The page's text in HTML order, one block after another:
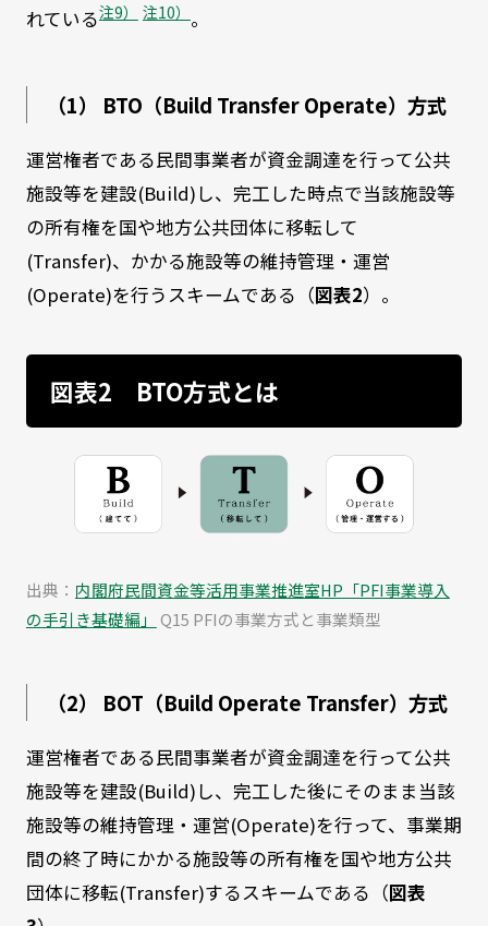
れている注9） 注10） 。
（1） BTO（Build Transfer Operate）方式
運営権者である民間事業者が資金調達を行って公共
施設等を建設(Build)し、完工した時点で当該施設等
の所有権を国や地方公共団体に移転して
(Transfer)、かかる施設等の維持管理・運営
(Operate)を行うスキームである（図表2）。
図表2 BTO方式とは
出典： 内閣府民間資金等活用事業推進室HP「PFI事業導入
の手引き基礎編」 Q15 PFIの事業方式と事業類型
（2） BOT（Build Operate Transfer）方式
運営権者である民間事業者が資金調達を行って公共
施設等を建設(Build)し、完工した後にそのまま当該
施設等の維持管理・運営(Operate)を行って、事業期
間の終了時にかかる施設等の所有権を国や地方公共
団体に移転(Transfer)するスキームである（図表